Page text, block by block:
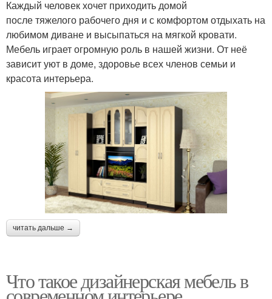
Каждый человек хочет приходить домой
после тяжелого рабочего дня и с комфортом отдыхать на
любимом диване и высыпаться на мягкой кровати.
Мебель играет огромную роль в нашей жизни. От неё
зависит уют в доме, здоровье всех членов семьи и
красота интерьера.
читать дальше →
Что такое дизайнерская мебель в